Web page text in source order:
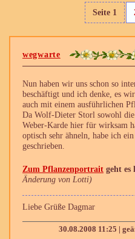
Seite 1
wegwarte
Nun haben wir uns schon so
beschäftigt und ich denke, es
auch mit einem ausführlichen
Da Wolf-Dieter Storl sowohl
Weber-Karde hier für wirksam
optisch sehr ähneln, habe ich
geschrieben.
Zum Pflanzenportrait geht es
Änderung von Lotti)
Liebe Grüße Dagmar
30.08.2008 11:25 |